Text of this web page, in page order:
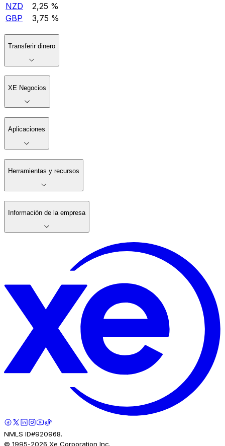
NZD
2,25 %
GBP
3,75 %
Transferir dinero
XE Negocios
Aplicaciones
Herramientas y recursos
Información de la empresa
NMLS ID#920968.
© 1995-2026 Xe Corporation Inc.